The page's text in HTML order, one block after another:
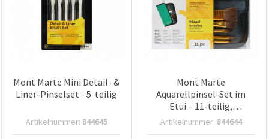
Mont Marte Mini Detail- &
Liner-Pinselset - 5-teilig
Artikelnummer: 844645
Mont Marte
Aquarellpinsel-Set im
Etui – 11-teilig,
Künstlerpinsel für Hobby
Artikelnummer: 844644